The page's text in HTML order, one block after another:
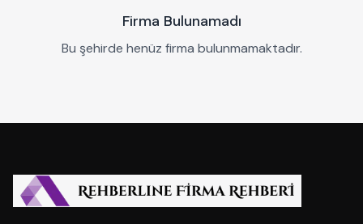
Firma Bulunamadı
Bu şehirde henüz firma bulunmamaktadır.